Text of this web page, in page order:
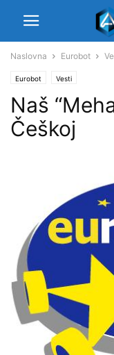
Naslovna Eurobot
Eurobot Vesti
Naš
Češkoj